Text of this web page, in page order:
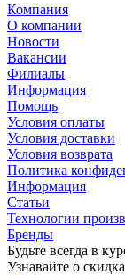
Компания
О компании
Новости
Вакансии
Филиалы
Информация
Помощь
Условия оплаты
Условия доставки
Условия возврата
Политика
Информация
Статьи
Технологии
Бренды
Будьте всегда в
Узнавайте о